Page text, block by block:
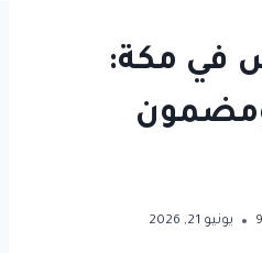
في مكة:
يونيو 21, 2026